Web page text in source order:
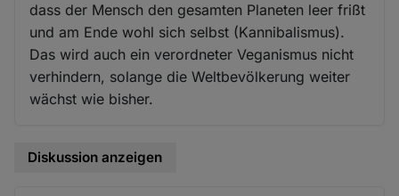
dass der Mensch den gesamten Planeten leer frißt
und am Ende wohl sich selbst (Kannibalismus).
Das wird auch ein verordneter Veganismus nicht
verhindern, solange die Weltbevölkerung weiter
wächst wie bisher.
Diskussion anzeigen